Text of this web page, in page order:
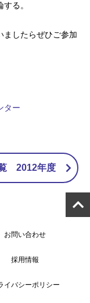
る。
したらぜひご参加
ター
2012年度
お問い合わせ
採用情報
イバシーポリシー